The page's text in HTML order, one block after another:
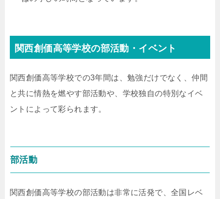
関西創価高等学校の部活動・イベント
関西創価高等学校での3年間は、勉強だけでなく、仲間
と共に情熱を燃やす部活動や、学校独自の特別なイベ
ントによって彩られます。
部活動
関西創価高等学校の部活動は非常に活発で、全国レベ